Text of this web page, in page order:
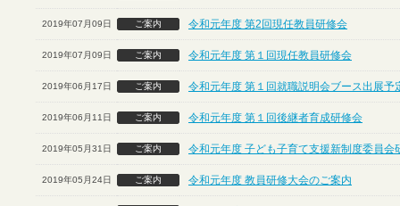
2019年07月09日 ご案内 令和元年度 第2回現任教員研修会
2019年07月09日 ご案内 令和元年度 第１回現任教員研修会
2019年06月17日 ご案内 令和元年度 第１回就職説明会ブース出展予
2019年06月11日 ご案内 令和元年度 第１回後継者育成研修会
2019年05月31日 ご案内 令和元年度 子ども子育て支援新制度委員会
2019年05月24日 ご案内 令和元年度 教員研修大会のご案内